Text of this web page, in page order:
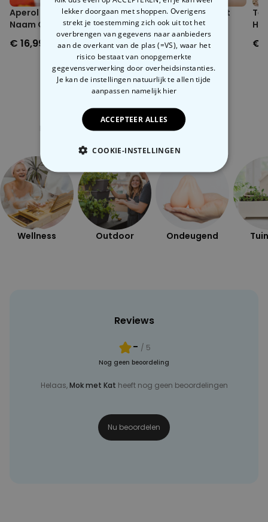
Aperol Spritz Glas met
Naam Gegraveerd
€ 16,99
Groot Wijnglas 'I Don't
Give A Sip'
€ 13,99 €
Gerelateerde categorie
Bekijk onze andere categorie met ongewone dingen
Wellness Outdoor Ondeugend
Reviews
- / 5
Nog geen beoordeling
Helaas,Mok met Kat heeft nog geen beoordelingen
Nu beoordelen
lekker doorgaan met shoppen. Overigens
strekt je toestemming zich ook uit tot het
overbrengen van gegevens naar aanbieders
aan de overkant van de plas (=VS), waar het
risico bestaat van onopgemerkte
gegevensverwerking door overheidsinstanties.
Je kan de instellingen natuurlijk te allen tijde
aanpassen namelijk hier
ACCEPTEER ALLES
COOKIE-INSTELLINGEN
NOODZAKELIJK
PERFORMANCE
MARKETING OVERIGE